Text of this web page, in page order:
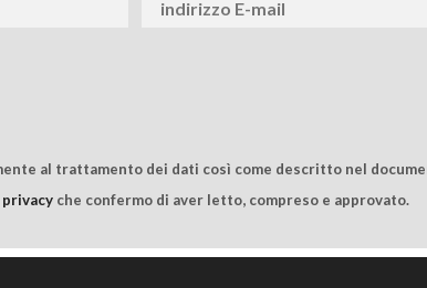
al trattamento dei dati così come descritto nel
privacy che confermo di aver letto, compreso e approvato.